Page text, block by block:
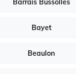
Barrais Bussolles
Bayet
Beaulon